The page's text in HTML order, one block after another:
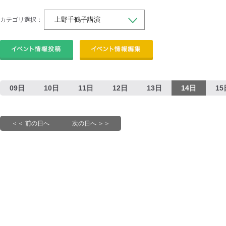
カテゴリ選択：
09日 10日 11日 12日 13日 14日 15
＜＜ 前の日へ 次の日へ ＞＞